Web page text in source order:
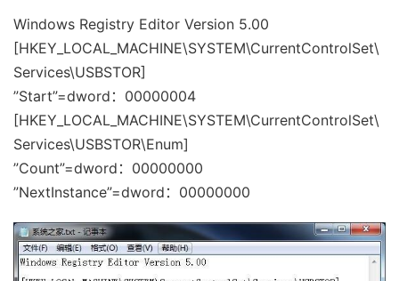
Windows Registry Editor Version 5.00
[HKEY_LOCAL_MACHINE\SYSTEM\CurrentControlSet\
Services\USBSTOR]
”Start”=dword：00000004
[HKEY_LOCAL_MACHINE\SYSTEM\CurrentControlSet\
Services\USBSTOR\Enum]
”Count”=dword：00000000
”NextInstance”=dword：00000000